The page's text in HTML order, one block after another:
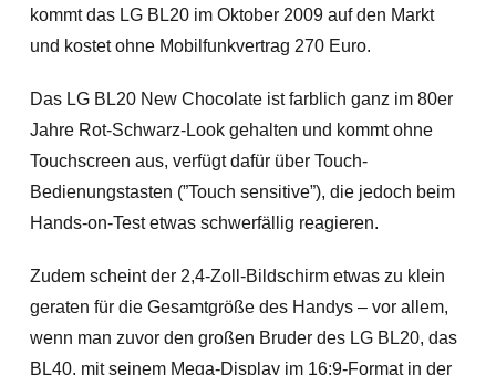
kommt das LG BL20 im Oktober 2009 auf den Markt
und kostet ohne Mobilfunkvertrag 270 Euro.
Das LG BL20 New Chocolate ist farblich ganz im 80er
Jahre Rot-Schwarz-Look gehalten und kommt ohne
Touchscreen aus, verfügt dafür über Touch-
Bedienungstasten (”Touch sensitive”), die jedoch beim
Hands-on-Test etwas schwerfällig reagieren.
Zudem scheint der 2,4-Zoll-Bildschirm etwas zu klein
geraten für die Gesamtgröße des Handys – vor allem,
wenn man zuvor den großen Bruder des LG BL20, das
BL40, mit seinem Mega-Display im 16:9-Format in der